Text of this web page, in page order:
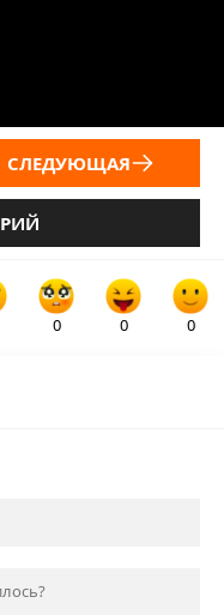
СЛЕДУЮЩАЯ
0 0 0